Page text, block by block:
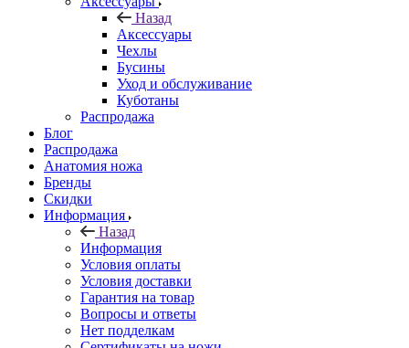
Назад
Аксессуары
Чехлы
Бусины
Уход и обслуживание
Куботаны
Распродажа
Блог
Распродажа
Анатомия ножа
Бренды
Скидки
Информация
Назад
Информация
Условия оплаты
Условия доставки
Гарантия на товар
Вопросы и ответы
Нет подделкам